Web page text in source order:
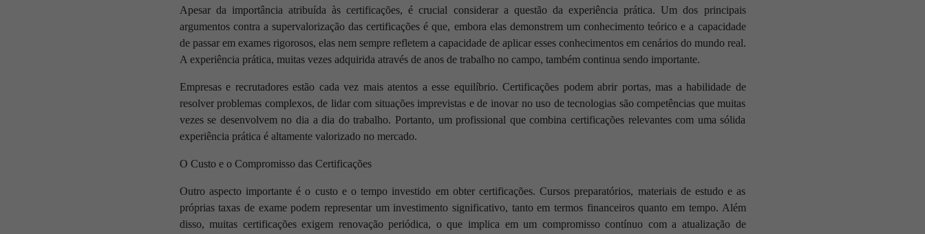
Apesar da importância atribuída às certificações, é crucial considerar a questão da experiência prática. Um dos principais
argumentos contra a supervalorização das certificações é que, embora elas demonstrem um conhecimento teórico e a capacidade
de passar em exames rigorosos, elas nem sempre refletem a capacidade de aplicar esses conhecimentos em cenários do mundo real.
A experiência prática, muitas vezes adquirida através de anos de trabalho no campo, também continua sendo importante.
Empresas e recrutadores estão cada vez mais atentos a esse equilíbrio. Certificações podem abrir portas, mas a habilidade de
resolver problemas complexos, de lidar com situações imprevistas e de inovar no uso de tecnologias são competências que muitas
vezes se desenvolvem no dia a dia do trabalho. Portanto, um profissional que combina certificações relevantes com uma sólida
experiência prática é altamente valorizado no mercado.
O Custo e o Compromisso das Certificações
Outro aspecto importante é o custo e o tempo investido em obter certificações. Cursos preparatórios, materiais de estudo e as
próprias taxas de exame podem representar um investimento significativo, tanto em termos financeiros quanto em tempo. Além
disso, muitas certificações exigem renovação periódica, o que implica em um compromisso contínuo com a atualização de